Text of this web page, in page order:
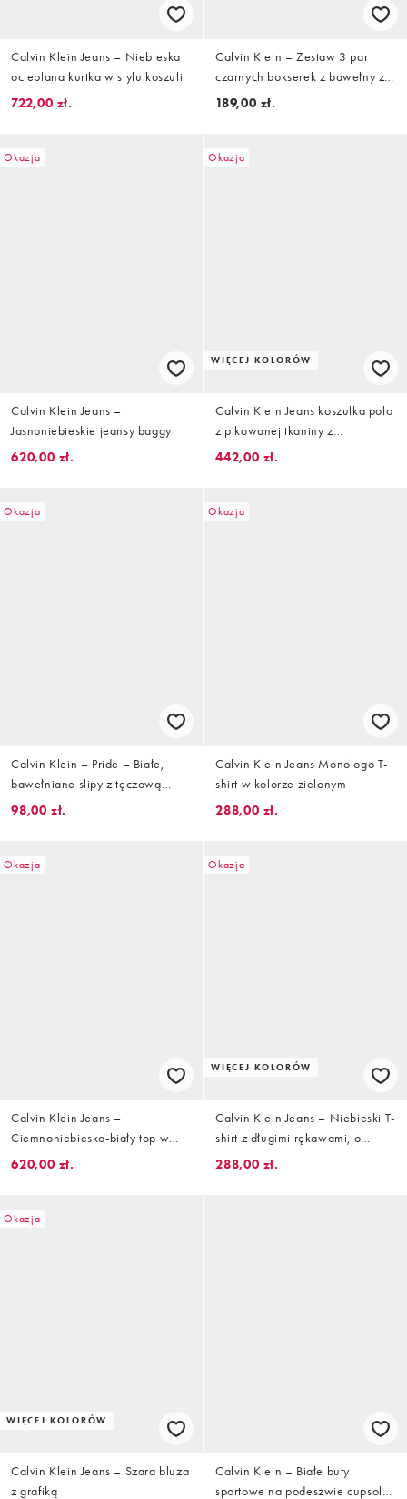
Calvin Klein Jeans – Niebieska
ocieplana kurtka w stylu koszuli
722,00 zł.
Calvin Klein – Zestaw 3 par
czarnych bokserek z bawełny ze
stretchem z kolorową taśmą w
189,00 zł.
Okazja
Calvin Klein Jeans –
Jasnoniebieskie jeansy baggy
620,00 zł.
Okazja
WIĘCEJ KOLORÓW
Calvin Klein Jeans koszulka polo
z pikowanej tkaniny z
monogramem i logo w
442,00 zł.
Okazja
Calvin Klein – Pride – Białe,
bawełniane slipy z tęczową
taśmą w talii
98,00 zł.
Okazja
Calvin Klein Jeans Monologo T-
shirt w kolorze zielonym
288,00 zł.
Okazja
Calvin Klein Jeans –
Ciemnoniebiesko-biały top w
paski z logo z monogramem i
620,00 zł.
Okazja
WIĘCEJ KOLORÓW
Calvin Klein Jeans – Niebieski T-
shirt z długimi rękawami, o
fakturze wafla, z naszywką
288,00 zł.
Okazja
WIĘCEJ KOLORÓW
Calvin Klein Jeans – Szara bluza
z grafiką
Calvin Klein – Białe buty
sportowe na podeszwie cupsole